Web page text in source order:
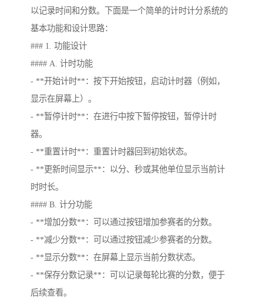
以记录时间和分数。下面是一个简单的计时计分系统的
基本功能和设计思路：
### 1. 功能设计
#### A. 计时功能
- **开始计时**：按下开始按钮，启动计时器（例如，
显示在屏幕上）。
- **暂停计时**：在进行中按下暂停按钮，暂停计时
器。
- **重置计时**：重置计时器回到初始状态。
- **更新时间显示**：以分、秒或其他单位显示当前计
时时长。
#### B. 计分功能
- **增加分数**：可以通过按钮增加参赛者的分数。
- **减少分数**：可以通过按钮减少参赛者的分数。
- **显示分数**：在屏幕上显示当前分数状态。
- **保存分数记录**：可以记录每轮比赛的分数，便于
后续查看。